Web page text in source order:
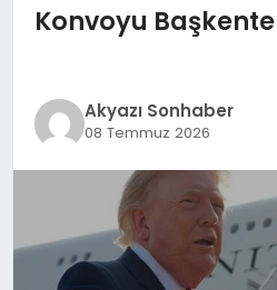
SPOR
YAŞAM
Konvoyu Başkente
Akyazı Sonhaber
08 Temmuz 2026